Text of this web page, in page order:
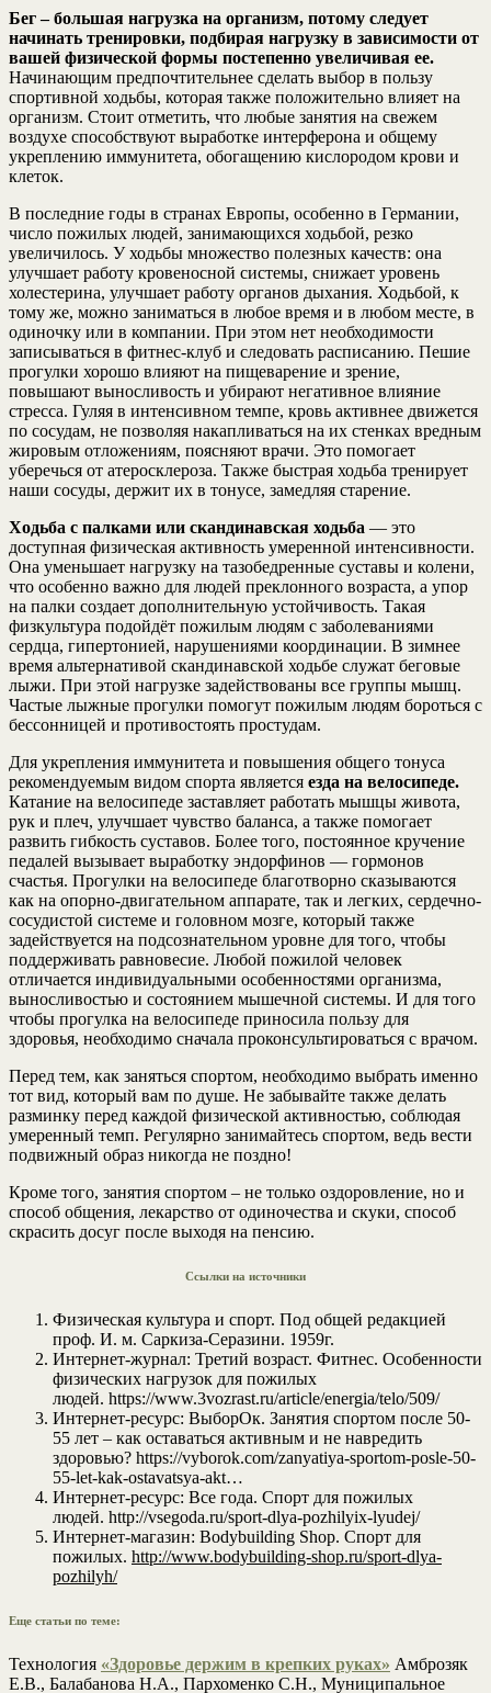
Бег – большая нагрузка на организм, потому следует
начинать тренировки, подбирая нагрузку в зависимости от
вашей физической формы постепенно увеличивая ее.
Начинающим предпочтительнее сделать выбор в пользу
спортивной ходьбы, которая также положительно влияет на
организм. Стоит отметить, что любые занятия на свежем
воздухе способствуют выработке интерферона и общему
укреплению иммунитета, обогащению кислородом крови и
клеток.
В последние годы в странах Европы, особенно в Германии,
число пожилых людей, занимающихся ходьбой, резко
увеличилось. У ходьбы множество полезных качеств: она
улучшает работу кровеносной системы, снижает уровень
холестерина, улучшает работу органов дыхания. Ходьбой, к
тому же, можно заниматься в любое время и в любом месте, в
одиночку или в компании. При этом нет необходимости
записываться в фитнес-клуб и следовать расписанию. Пешие
прогулки хорошо влияют на пищеварение и зрение,
повышают выносливость и убирают негативное влияние
стресса. Гуляя в интенсивном темпе, кровь активнее движется
по сосудам, не позволяя накапливаться на их стенках вредным
жировым отложениям, поясняют врачи. Это помогает
уберечься от атеросклероза. Также быстрая ходьба тренирует
наши сосуды, держит их в тонусе, замедляя старение.
Ходьба с палками или скандинавская ходьба — это
доступная физическая активность умеренной интенсивности.
Она уменьшает нагрузку на тазобедренные суставы и колени,
что особенно важно для людей преклонного возраста, а упор
на палки создает дополнительную устойчивость. Такая
физкультура подойдёт пожилым людям с заболеваниями
сердца, гипертонией, нарушениями координации. В зимнее
время альтернативой скандинавской ходьбе служат беговые
лыжи. При этой нагрузке задействованы все группы мышц.
Частые лыжные прогулки помогут пожилым людям бороться с
бессонницей и противостоять простудам.
Для укрепления иммунитета и повышения общего тонуса
рекомендуемым видом спорта является езда на велосипеде.
Катание на велосипеде заставляет работать мышцы живота,
рук и плеч, улучшает чувство баланса, а также помогает
развить гибкость суставов. Более того, постоянное кручение
педалей вызывает выработку эндорфинов — гормонов
счастья. Прогулки на велосипеде благотворно сказываются
как на опорно-двигательном аппарате, так и легких, сердечно-
сосудистой системе и головном мозге, который также
задействуется на подсознательном уровне для того, чтобы
поддерживать равновесие. Любой пожилой человек
отличается индивидуальными особенностями организма,
выносливостью и состоянием мышечной системы. И для того
чтобы прогулка на велосипеде приносила пользу для
здоровья, необходимо сначала проконсультироваться с врачом.
Перед тем, как заняться спортом, необходимо выбрать именно
тот вид, который вам по душе. Не забывайте также делать
разминку перед каждой физической активностью, соблюдая
умеренный темп. Регулярно занимайтесь спортом, ведь вести
подвижный образ никогда не поздно!
Кроме того, занятия спортом – не только оздоровление, но и
способ общения, лекарство от одиночества и скуки, способ
скрасить досуг после выходя на пенсию.
Ссылки на источники
Физическая культура и спорт. Под общей редакцией
проф. И. м. Саркиза-Серазини. 1959г.
Интернет-журнал: Третий возраст. Фитнес. Особенности
физических нагрузок для пожилых
людей. https://www.3vozrast.ru/article/energia/telo/509/
Интернет-ресурс: ВыборОк. Занятия спортом после 50-
55 лет – как оставаться активным и не навредить
здоровью? https://vyborok.com/zanyatiya-sportom-posle-50-
55-let-kak-ostavatsya-akt…
Интернет-ресурс: Все года. Спорт для пожилых
людей. http://vsegoda.ru/sport-dlya-pozhilyix-lyudej/
Интернет-магазин: Bodybuilding Shop. Спорт для
пожилых. http://www.bodybuilding-shop.ru/sport-dlya-
pozhilyh/
Еще статьи по теме:
Технология «Здоровье держим в крепких руках» Амброзяк
Е.В., Балабанова Н.А., Пархоменко С.Н., Муниципальное